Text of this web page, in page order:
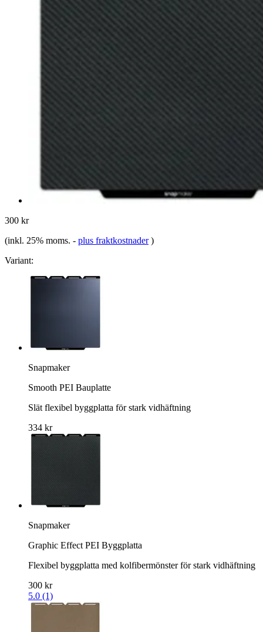
300 kr
(inkl. 25% moms. - plus fraktkostnader )
Variant:
Snapmaker
Smooth PEI Bauplatte
Slät flexibel byggplatta för stark vidhäftning
334 kr
Snapmaker
Graphic Effect PEI Byggplatta
Flexibel byggplatta med kolfibermönster för stark vidhäftning
300 kr
5.0 (1)